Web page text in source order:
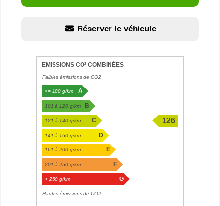
Réserver le véhicule
EMISSIONS CO² COMBINÉES
Faibles émissions de CO2
<= 100 g/km A
101 à 120 g/km B
121 à 140 g/km C
126
141 à 160 g/km D
161 à 200 g/km E
201 à 250 g/km F
> 250 g/km G
Hautes émissions de CO2